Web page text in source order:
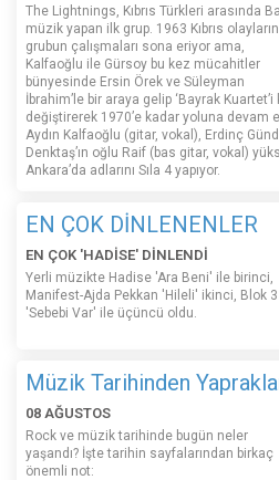
The Lightnings, Kıbrıs Türkleri arasında
müzik yapan ilk grup. 1963 Kıbrıs
grubun çalışmaları sona eriyor ama,
Kalfaoğlu ile Gürsoy bu kez mücahitler
bünyesinde Ersin Örek ve Süleyman
İbrahim’le bir araya gelip ‘Bayrak
değiştirerek 1970’e kadar yoluna devam
Aydın Kalfaoğlu (gitar, vokal), Erdinç
Denktaş’ın oğlu Raif (bas gitar, vokal)
Ankara’da adlarını Sıla 4 yapıyor.
EN ÇOK DİNLENENLER
EN ÇOK 'HADİSE' DİNLENDİ
Yerli müzikte Hadise 'Ara Beni' ile birinci,
Manifest-Ajda Pekkan 'Hileli' ikinci, Blok 3
'Sebebi Var' ile üçüncü oldu.
Müzik Tarihinden
08 AĞUSTOS
Rock ve müzik tarihinde bugün neler
yaşandı? İşte tarihin sayfalarından birkaç
önemli not: